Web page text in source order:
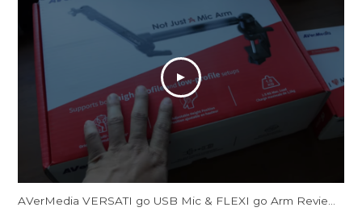
AVerMedia VERSATI go USB Mic & FLEXI go Arm Review: Creator's Dream Setup?